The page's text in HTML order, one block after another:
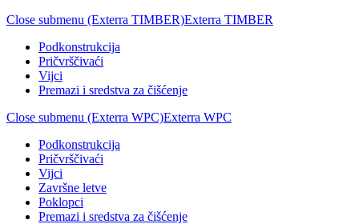
Close submenu (Exterra TIMBER)Exterra TIMBER
Podkonstrukcija
Pričvrščivaći
Vijci
Premazi i sredstva za čišćenje
Close submenu (Exterra WPC)Exterra WPC
Podkonstrukcija
Pričvrščivaći
Vijci
Završne letve
Poklopci
Premazi i sredstva za čišćenje